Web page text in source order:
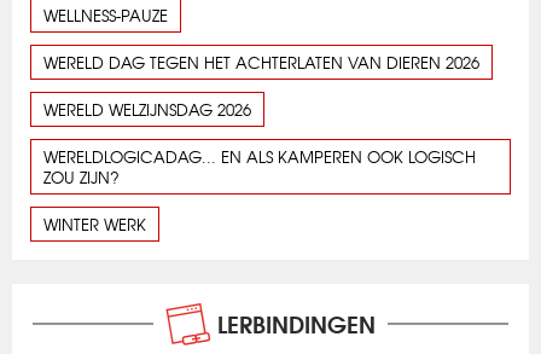
WELLNESS-PAUZE
WERELD DAG TEGEN HET ACHTERLATEN VAN DIEREN 2026
WERELD WELZIJNSDAG 2026
WERELDLOGICADAG... EN ALS KAMPEREN OOK LOGISCH
ZOU ZIJN?
WINTER WERK
LERBINDINGEN